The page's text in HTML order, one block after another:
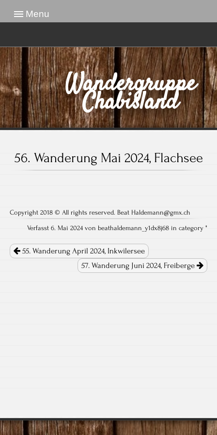
Menu
Wandergruppe
Chabisland
56. Wanderung Mai 2024, Flachsee
Copyright 2018 © All rights reserved. Beat Haldemann@gmx.ch
Verfasst 6. Mai 2024 von beathaldemann_y1dx8j68 in category "
Post navigation
55. Wanderung April 2024, Inkwilersee
57. Wanderung Juni 2024, Freiberge